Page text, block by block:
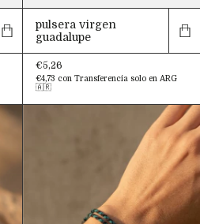
pulsera virgen
guadalupe
€5,26
€4,73 con Transferencia solo en ARG
🇦🇷